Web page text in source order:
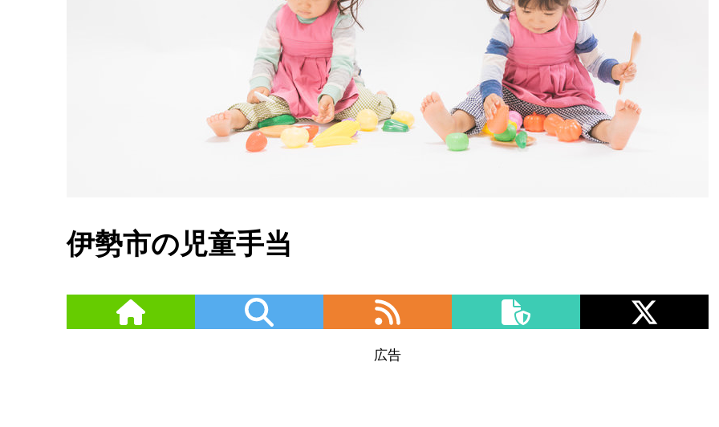
伊勢市の児童手当